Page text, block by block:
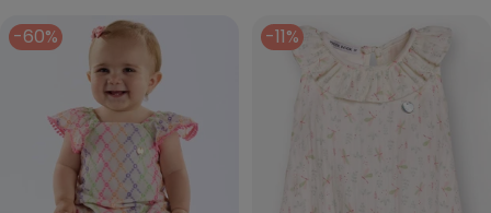
-60% -11%